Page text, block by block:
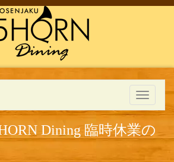
Toggle
Dining 臨時休業の